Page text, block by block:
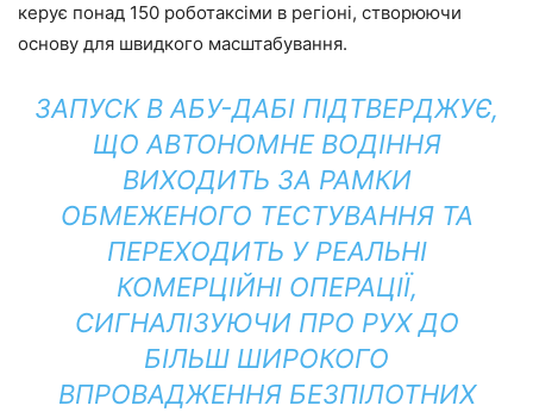
керує понад 150 роботаксіми в регіоні, створюючи
основу для швидкого масштабування.
ЗАПУСК В АБУ-ДАБІ ПІДТВЕРДЖУЄ,
ЩО АВТОНОМНЕ ВОДІННЯ
ВИХОДИТЬ ЗА РАМКИ
ОБМЕЖЕНОГО ТЕСТУВАННЯ ТА
ПЕРЕХОДИТЬ У РЕАЛЬНІ
КОМЕРЦІЙНІ ОПЕРАЦІЇ,
СИГНАЛІЗУЮЧИ ПРО РУХ ДО
БІЛЬШ ШИРОКОГО
ВПРОВАДЖЕННЯ БЕЗПІЛОТНИХ